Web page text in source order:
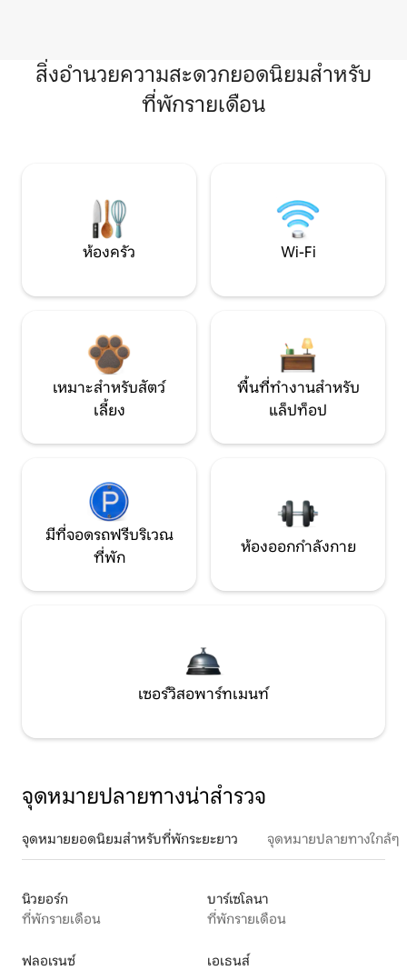
สิ่งอำนวยความสะดวกยอดนิยมสำหรับ
ที่พักรายเดือน
ห้องครัว Wi-Fi
เหมาะสำหรับสัตว์
เลี้ยง
พื้นที่ทำงานสำหรับ
แล็ปท็อป
มีที่จอดรถฟรีบริเวณ
ที่พัก
ห้องออกกำลังกาย
เซอร์วิสอพาร์ทเมนท์
จุดหมายปลายทางน่าสำรวจ
จุดหมายยอดนิยมสำหรับที่พักระยะยาว จุดหมายปลายทางใกล้ๆ
นิวยอร์ก
ที่พักรายเดือน
บาร์เซโลนา
ที่พักรายเดือน
ฟลอเรนซ์ เอเธนส์